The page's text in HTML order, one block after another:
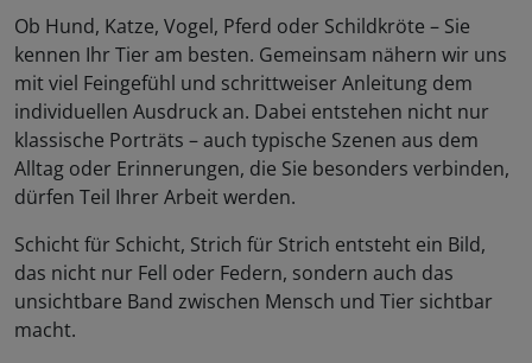
Ob Hund, Katze, Vogel, Pferd oder Schildkröte – Sie
kennen Ihr Tier am besten. Gemeinsam nähern wir uns
mit viel Feingefühl und schrittweiser Anleitung dem
individuellen Ausdruck an. Dabei entstehen nicht nur
klassische Porträts – auch typische Szenen aus dem
Alltag oder Erinnerungen, die Sie besonders verbinden,
dürfen Teil Ihrer Arbeit werden.
Schicht für Schicht, Strich für Strich entsteht ein Bild,
das nicht nur Fell oder Federn, sondern auch das
unsichtbare Band zwischen Mensch und Tier sichtbar
macht.